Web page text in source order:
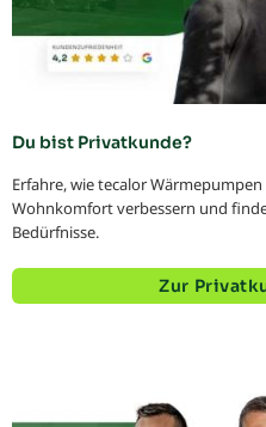
Du bist Privatkunde?
Erfahre, wie tecalor
Wohnkomfort verbessern und
Bedürfnisse.
Zur